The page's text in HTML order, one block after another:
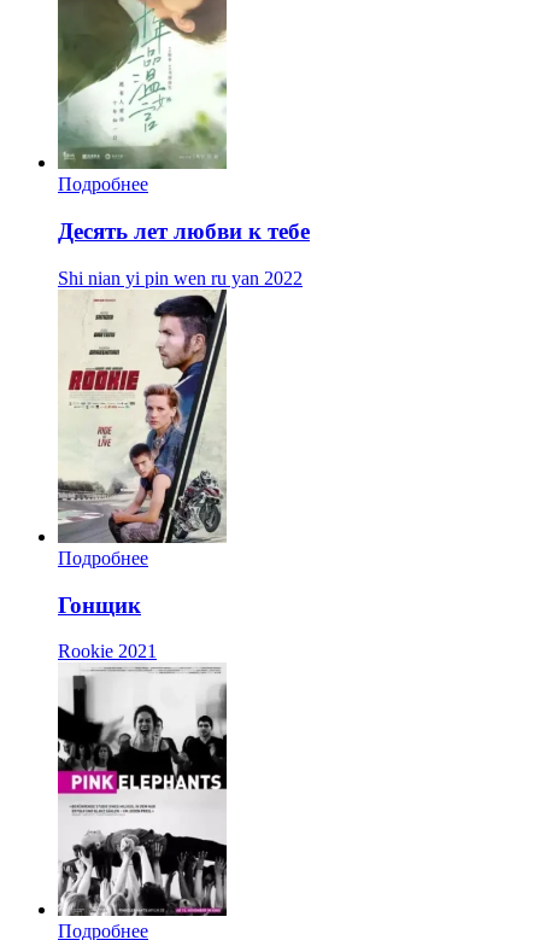
Подробнее
Десять лет любви к тебе
Shi nian yi pin wen ru yan 2022
Подробнее
Гонщик
Rookie 2021
Подробнее